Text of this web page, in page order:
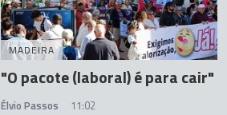
MADEIRA
"O pacote (laboral) é para cair"
Élvio Passos 11:02